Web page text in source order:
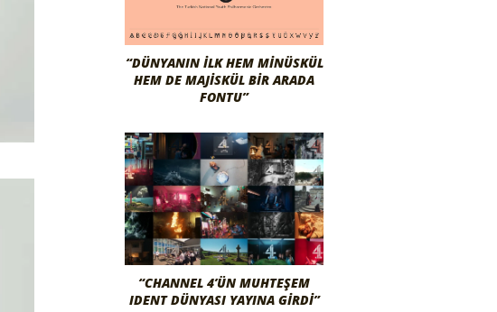
“DÜNYANIN İLK HEM MINÜSKÜL
HEM DE MAJISKÜL BIR ARADA
FONTU”
“CHANNEL 4’ÜN MUHTEŞEM
IDENT DÜNYASI YAYINA GIRDI”